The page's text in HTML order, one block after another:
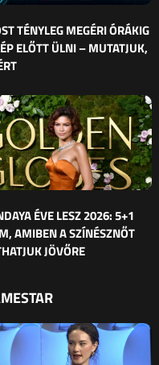
TÉNYLEG MEGÉRI ÓRÁKIG
ELŐTT ÜLNI – MUTATJUK,
ÉVE LESZ 2026: 5+1
AMIBEN A SZÍNÉSZNŐT
JÖVŐRE